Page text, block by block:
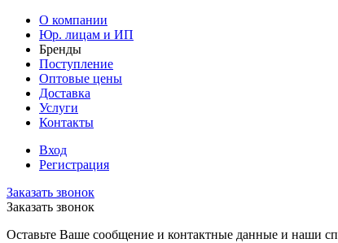
О компании
Юр. лицам и ИП
Бренды
Поступление
Оптовые цены
Доставка
Услуги
Контакты
Вход
Регистрация
Заказать звонок
Заказать звонок
Оставьте Ваше сообщение и контактные данные и наши